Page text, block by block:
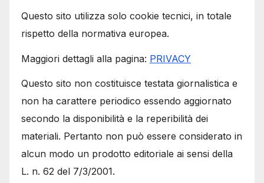
Questo sito utilizza solo cookie tecnici, in totale
rispetto della normativa europea.
Maggiori dettagli alla pagina: PRIVACY
Questo sito non costituisce testata giornalistica e
non ha carattere periodico essendo aggiornato
secondo la disponibilità e la reperibilità dei
materiali. Pertanto non può essere considerato in
alcun modo un prodotto editoriale ai sensi della
L. n. 62 del 7/3/2001.